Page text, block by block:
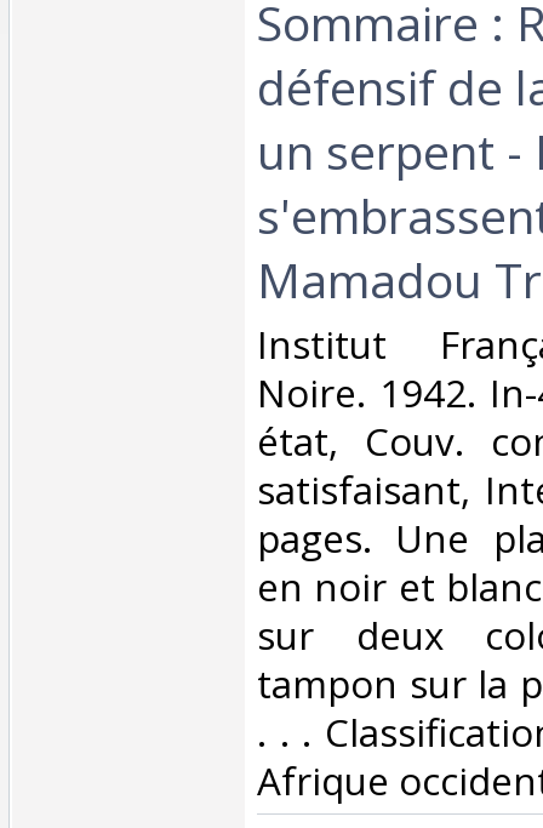
Sommaire :
défensif de
un serpent -
Mamadou
‎Institut
Noire. 1942.
état, Couv.
satisfaisant,
pages. Une
en noir et
sur deux
tampon sur la
. . .
Afrique